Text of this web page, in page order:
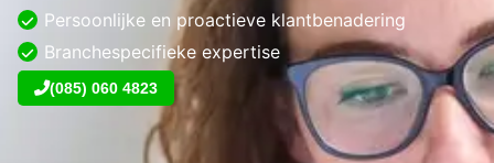
Persoonlijke en proactieve klantbenadering
Branchespecifieke expertise
(085) 060 4823